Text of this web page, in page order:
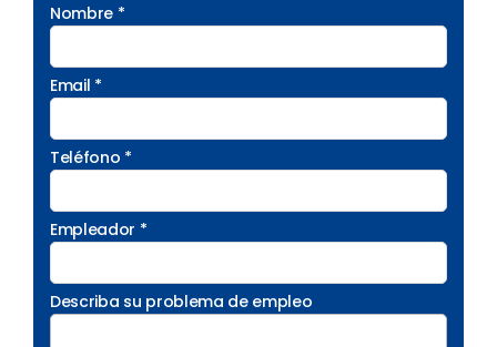
Nombre *
Email *
Teléfono *
Empleador *
Describa su problema de empleo